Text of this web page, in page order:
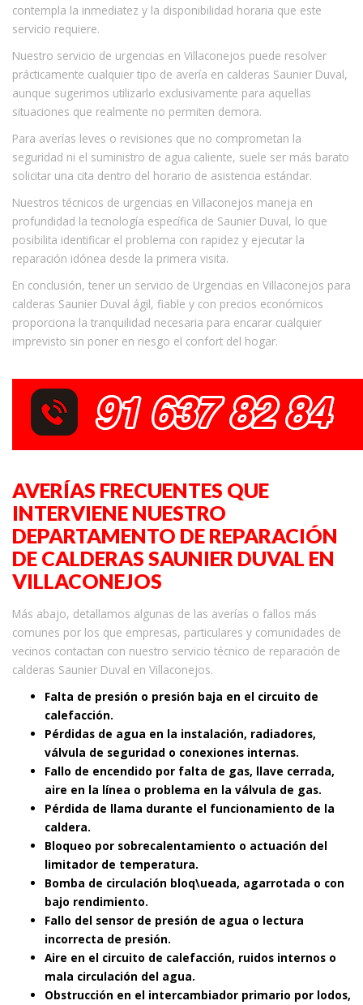
contempla la inmediatez y la disponibilidad horaria que este
servicio requiere.
Nuestro servicio de urgencias en Villaconejos puede resolver
prácticamente cualquier tipo de avería en calderas Saunier Duval,
aunque sugerimos utilizarlo exclusivamente para aquellas
situaciones que realmente no permiten demora.
Para averías leves o revisiones que no comprometan la
seguridad ni el suministro de agua caliente, suele ser más barato
solicitar una cita dentro del horario de asistencia estándar.
Nuestros técnicos de urgencias en Villaconejos maneja en
profundidad la tecnología específica de Saunier Duval, lo que
posibilita identificar el problema con rapidez y ejecutar la
reparación idónea desde la primera visita.
En conclusión, tener un servicio de Urgencias en Villaconejos para
calderas Saunier Duval ágil, fiable y con precios económicos
proporciona la tranquilidad necesaria para encarar cualquier
imprevisto sin poner en riesgo el confort del hogar.
AVERÍAS FRECUENTES QUE
INTERVIENE NUESTRO
DEPARTAMENTO DE REPARACIÓN
DE CALDERAS SAUNIER DUVAL EN
VILLACONEJOS
Más abajo, detallamos algunas de las averías o fallos más
comunes por los que empresas, particulares y comunidades de
vecinos contactan con nuestro servicio técnico de reparación de
calderas Saunier Duval en Villaconejos.
Falta de presión o presión baja en el circuito de
calefacción.
Pérdidas de agua en la instalación, radiadores,
válvula de seguridad o conexiones internas.
Fallo de encendido por falta de gas, llave cerrada,
aire en la línea o problema en la válvula de gas.
Pérdida de llama durante el funcionamiento de la
caldera.
Bloqueo por sobrecalentamiento o actuación del
limitador de temperatura.
Bomba de circulación bloq\ueada, agarrotada o con
bajo rendimiento.
Fallo del sensor de presión de agua o lectura
incorrecta de presión.
Aire en el circuito de calefacción, ruidos internos o
mala circulación del agua.
Obstrucción en el intercambiador primario por lodos,